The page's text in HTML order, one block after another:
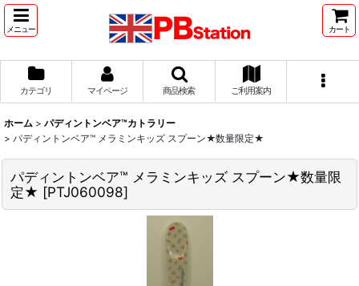
メニュー カート
カテゴリ マイページ 商品検索 ご利用案内
ホーム > パディントンベア™カトラリー
> パディントンベア™ メラミンキッズ スプーン★数量限定★
パディントンベア™ メラミンキッズ スプーン★数量限
定★ [PTJ060098]